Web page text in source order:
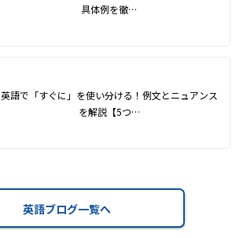
具体例を徹…
英語で「すぐに」を使い分ける！例文とニュアンス
を解説【5つ…
英語ブログ一覧へ